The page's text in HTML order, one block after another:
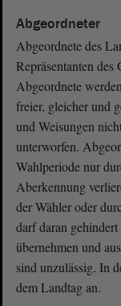
Abgeordneter
Abgeordnete des
Repräsentanten des
Abgeordnete
freier, gleicher und
und Weisungen
unterworfen.
Wahlperiode nur
Aberkennung
der Wähler oder
darf daran
übernehmen und
sind unzulässig. In
dem Landtag an.